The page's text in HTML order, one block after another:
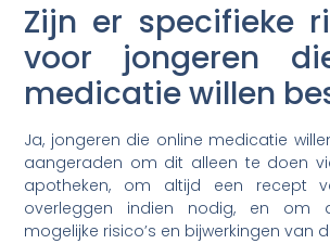
Zijn er specifieke
voor jongeren
medicatie willen
Ja, jongeren die online medicatie
aangeraden om dit alleen te doen
apotheken, om altijd een recept
overleggen indien nodig, en om
mogelijke risico’s en bijwerkingen van